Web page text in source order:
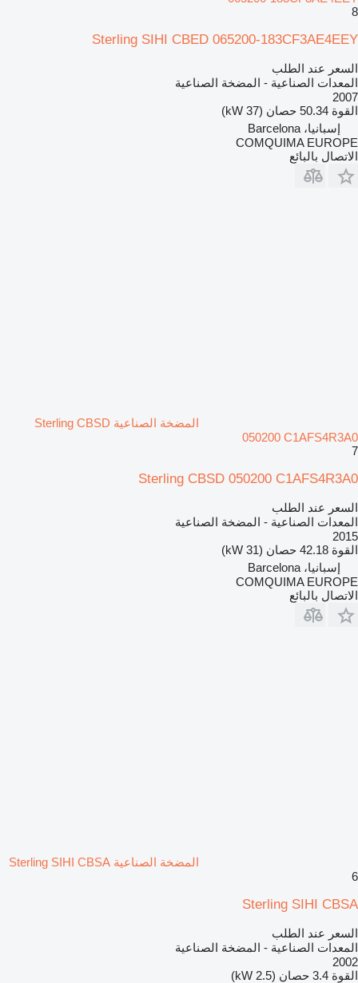
8
Sterling SIHI CBED 065200-183CF3AE4EEY
السعر عند الطلب
المعدات الصناعية - المضخة الصناعية
2007
القوة 50.34 حصان (37 kW)
إسبانيا، Barcelona
COMQUIMA EUROPE
الاتصال بالبائع
المضخة الصناعية Sterling CBSD
050200 C1AFS4R3A0
7
Sterling CBSD 050200 C1AFS4R3A0
السعر عند الطلب
المعدات الصناعية - المضخة الصناعية
2015
القوة 42.18 حصان (31 kW)
إسبانيا، Barcelona
COMQUIMA EUROPE
الاتصال بالبائع
المضخة الصناعية Sterling SIHI CBSA
6
Sterling SIHI CBSA
السعر عند الطلب
المعدات الصناعية - المضخة الصناعية
2002
القوة 3.4 حصان (2.5 kW)